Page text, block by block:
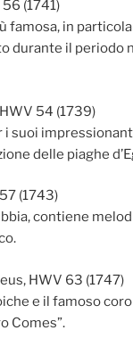
(1741)
famosa, in
durante il periodo
54 (1739)
i suoi
delle piaghe
(1743)
contiene
HWV 63 (1747)
e il famoso coro
Comes”.